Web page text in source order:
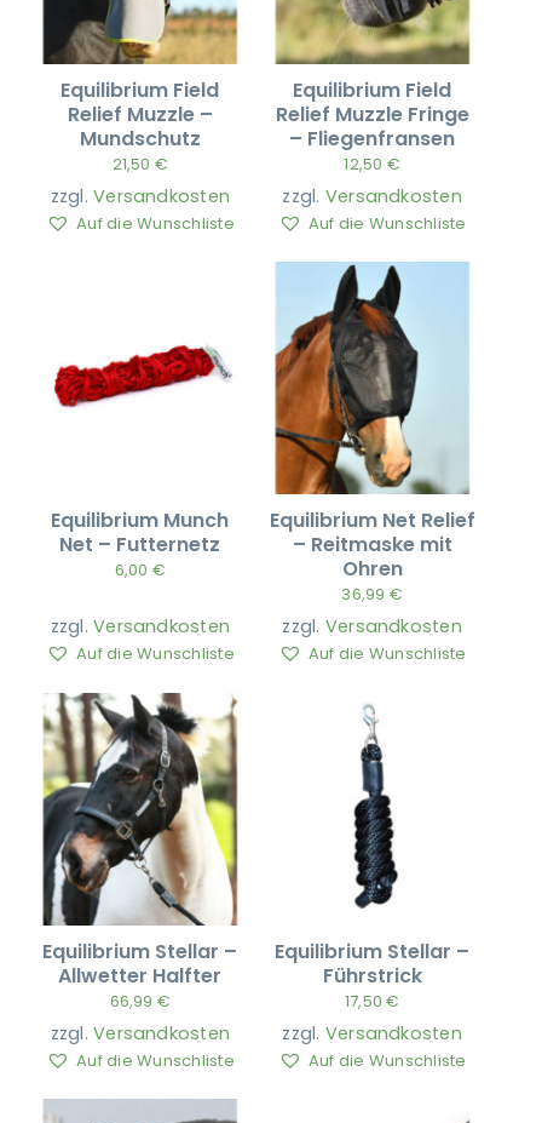
Equilibrium Field
Relief Muzzle –
Mundschutz
21,50 €
zzgl.Versandkosten
Auf die Wunschliste
Equilibrium Field
Relief Muzzle Fringe
– Fliegenfransen
12,50 €
zzgl. Versandkosten
Auf die Wunschliste
Equilibrium Munch
Net – Futternetz
6,00 €
zzgl.Versandkosten
Auf die Wunschliste
Equilibrium Net Relief
– Reitmaske mit
Ohren
36,99 €
zzgl. Versandkosten
Auf die Wunschliste
Equilibrium Stellar –
Allwetter Halfter
66,99 €
zzgl.Versandkosten
Auf die Wunschliste
Equilibrium Stellar –
Führstrick
17,50€
zzgl. Versandkosten
Auf die Wunschliste